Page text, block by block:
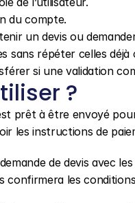
du compte.
un devis ou
sans répéter celles déjà
si une validation
?
prêt à être envoyé
les instructions de
de devis avec
confirmera les